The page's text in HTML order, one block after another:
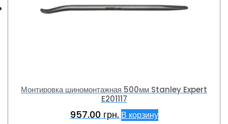
Монтировка шиномонтажная 500мм Stanley Expert
E201117
957.00 грн. В корзину